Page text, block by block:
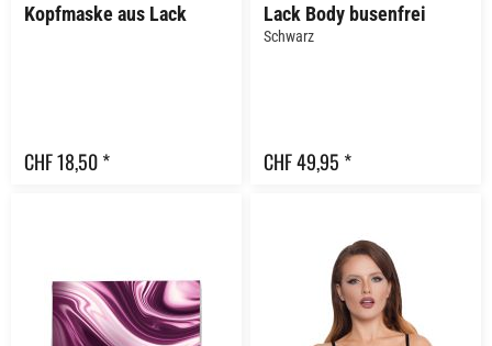
Kopfmaske aus Lack
CHF 18,50 *
Lack Body busenfrei
Schwarz
CHF 49,95 *